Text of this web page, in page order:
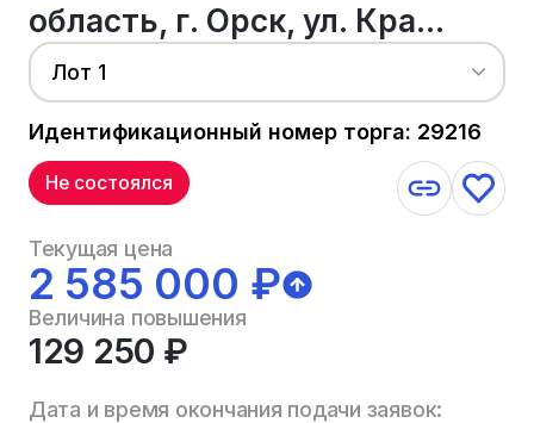
область, г. Орск, ул. Кра...
Лот 1
Идентификационный номер торга: 29216
Не состоялся
Текущая цена
2 585 000 ₽
Величина повышения
129 250 ₽
Дата и время окончания подачи заявок: